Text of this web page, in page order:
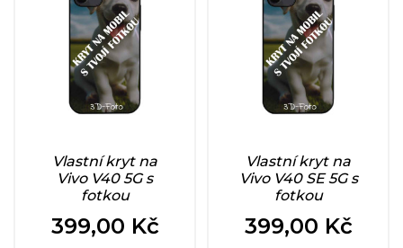
Vlastní kryt na
Vivo V40 5G s
fotkou
Cena
399,00 Kč
Vlastní kryt na
Vivo V40 SE 5G s
fotkou
Cena
399,00 Kč